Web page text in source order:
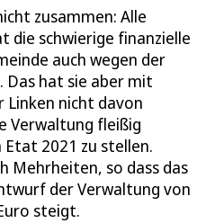
zusammen: Alle
die schwierige finanzielle
auch wegen der
Das hat sie aber mit
Linken nicht davon
Verwaltung fleißig
2021 zu stellen.
Mehrheiten, so dass das
der Verwaltung von
steigt.